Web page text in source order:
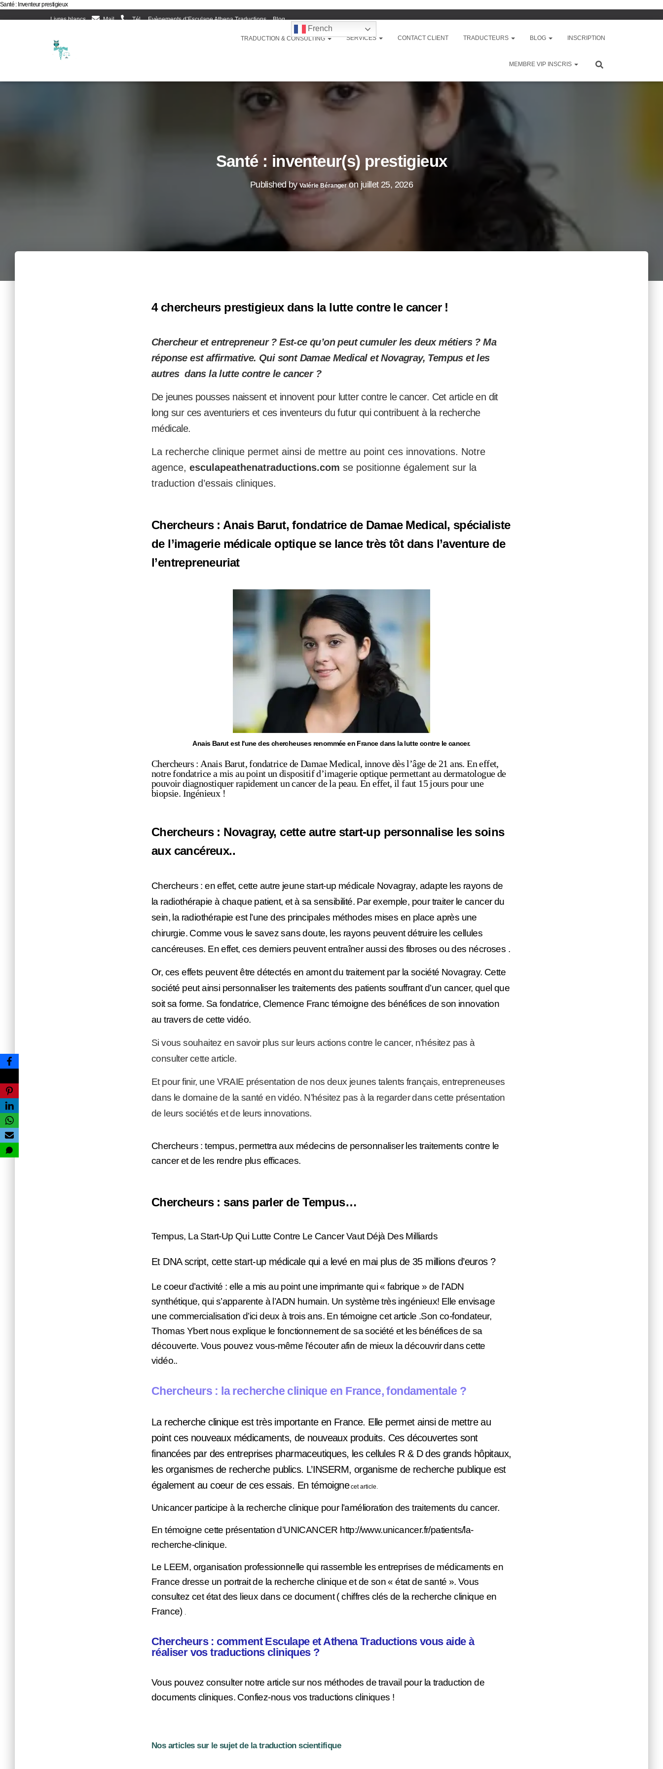
Santé : Inventeur prestigieux
Livres blancs Mail Tél Evènements d’Esculape Athena Traductions Blog
French
TRADUCTION & CONSULTING SERVICES CONTACT CLIENT TRADUCTEURS BLOG INSCRIPTION
MEMBRE VIP INSCRIS
Santé : inventeur(s) prestigieux
Published byValérie Bérangeron juillet 25, 2026
4 chercheurs prestigieux dans la lutte contre le cancer !
Chercheur et entrepreneur ? Est-ce qu’on peut cumuler les deux métiers ?Ma
réponse est affirmative. Qui sont Damae Medical et Novagray, Tempus et les
autres dans la lutte contre le cancer ?
De jeunes pousses naissent et innovent pour lutter contre le cancer. Cet article en dit
long sur ces aventuriers et ces inventeurs du futur qui contribuent à la recherche
médicale.
La recherche clinique permet ainsi de mettre au point ces innovations. Notre
agence, esculapeathenatraductions.com se positionne également sur la
traduction d’essais cliniques.
Chercheurs : Anais Barut, fondatrice de Damae Medical, spécialiste
de l’imagerie médicale optique se lance très tôt dans l’aventure de
l’entrepreneuriat
Anais Barut est l'une des chercheuses renommée en France dans la lutte contre le cancer.
Chercheurs : Anais Barut, fondatrice de Damae Medical, innove dès l’âge de 21 ans. En effet,
notre fondatrice a mis au point un dispositif d’imagerie optique permettant au dermatologue de
pouvoir diagnostiquer rapidement un cancer de la peau. En effet, il faut 15 jours pour une
biopsie. Ingénieux !
Chercheurs : Novagray, cette autre start-up personnalise les soins
aux cancéreux..
Chercheurs : en effet, cette autre jeune start-up médicale Novagray, adapte les rayons de
la radiothérapie à chaque patient, et à sa sensibilité. Par exemple, pour traiter le cancer du
sein, la radiothérapie est l’une des principales méthodes mises en place après une
chirurgie. Comme vous le savez sans doute, les rayons peuvent détruire les cellules
cancéreuses. En effet, ces derniers peuvent entraîner aussi des fibroses ou des nécroses .
Or, ces effets peuvent être détectés en amont du traitement par la société Novagray. Cette
société peut ainsi personnaliser les traitements des patients souffrant d’un cancer, quel que
soit sa forme. Sa fondatrice, Clemence Franc témoigne des bénéfices de son innovation
au travers de cette vidéo.
Si vous souhaitez en savoir plus sur leurs actions contre le cancer, n’hésitez pas à
consulter cette article.
Et pour finir, une VRAIE présentation de nos deux jeunes talents français, entrepreneuses
dans le domaine de la santé en vidéo. N’hésitez pas à la regarder dans cette présentation
de leurs sociétés et de leurs innovations.
Chercheurs : tempus, permettra aux médecins de personnaliser les traitements contre le
cancer et de les rendre plus efficaces.
Chercheurs : sans parler de Tempus…
Tempus, La Start-Up Qui Lutte Contre Le Cancer Vaut Déjà Des Milliards
Et DNA script, cette start-up médicale qui a levé en mai plus de 35 millions d’euros ?
Le coeur d’activité : elle a mis au point une imprimante qui « fabrique » de l’ADN
synthétique, qui s’apparente à l’ADN humain. Un système très ingénieux! Elle envisage
une commercialisation d’ici deux à trois ans. En témoigne cet article .Son co-fondateur,
Thomas Ybert nous explique le fonctionnement de sa société et les bénéfices de sa
découverte. Vous pouvez vous-même l’écouter afin de mieux la découvrir dans cette
vidéo..
Chercheurs : la recherche clinique en France, fondamentale ?
La recherche clinique est très importante en France. Elle permet ainsi de mettre au
point ces nouveaux médicaments, de nouveaux produits. Ces découvertes sont
financées par des entreprises pharmaceutiques, les cellules R & D des grands hôpitaux,
les organismes de recherche publics. L’INSERM, organisme de recherche publique est
également au coeur de ces essais. En témoignecet article.
Unicancer participe à la recherche clinique pour l’amélioration des traitements du cancer.
En témoigne cette présentation d’UNICANCER http://www.unicancer.fr/patients/la-
recherche-clinique.
Le LEEM, organisation professionnelle qui rassemble les entreprises de médicaments en
France dresse un portrait de la recherche clinique et de son « état de santé ». Vous
consultez cet état des lieux dans ce document ( chiffres clés de la recherche clinique en
France) .
Chercheurs : comment Esculape et Athena Traductions vous aide à
réaliser vos traductions cliniques ?
Vous pouvez consulter notre article sur nos méthodes de travail pour la traduction de
documents cliniques. Confiez-nous vos traductions cliniques !
Nos articles sur le sujet de la traduction scientifique